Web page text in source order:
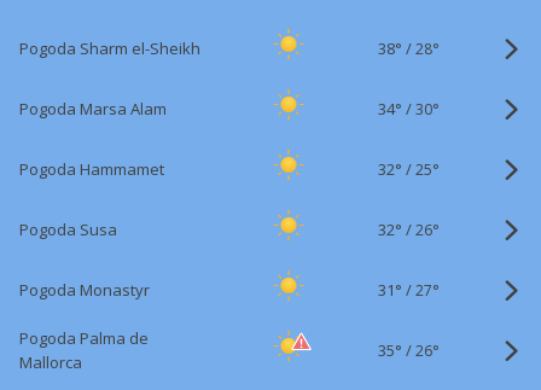
Pogoda Sharm el-Sheikh 38° /28°
Pogoda Marsa Alam 34° /30°
Pogoda Hammamet 32° /25°
Pogoda Susa 32° /26°
Pogoda Monastyr 31° /27°
Pogoda Palma de
Mallorca
35° /26°